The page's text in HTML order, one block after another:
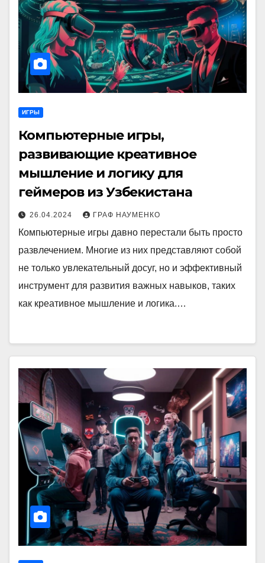
ИГРЫ
Компьютерные игры,
развивающие креативное
мышление и логику для
геймеров из Узбекистана
26.04.2024 ГРАФ НАУМЕНКО
Компьютерные игры давно перестали быть просто
развлечением. Многие из них представляют собой
не только увлекательный досуг, но и эффективный
инструмент для развития важных навыков, таких
как креативное мышление и логика.…